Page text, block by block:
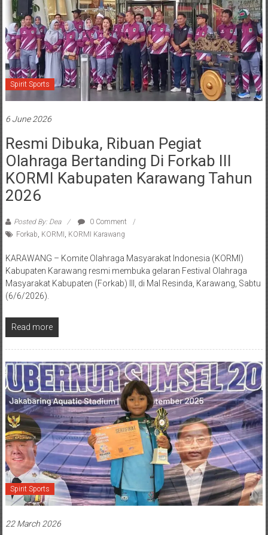
Spirit Sports
6 June 2026
Resmi Dibuka, Ribuan Pegiat
Olahraga Bertanding Di Forkab III
KORMI Kabupaten Karawang Tahun
2026
Posted By: Dea
0 Comment
Forkab, KORMI , KORMI Karawang
KARAWANG – Komite Olahraga Masyarakat Indonesia (KORMI)
Kabupaten Karawang resmi membuka gelaran Festival Olahraga
Masyarakat Kabupaten (Forkab) III, di Mal Resinda, Karawang, Sabtu
(6/6/2026).
Read more
Spirit Sports
22 March 2026